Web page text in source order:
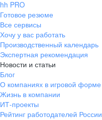
hh PRO
Готовое резюме
Все сервисы
Хочу у вас работать
Производственный календарь
Экспертная рекомендация
Новости и статьи
Блог
О компаниях в игровой форме
Жизнь в компании
ИТ-проекты
Рейтинг работодателей России